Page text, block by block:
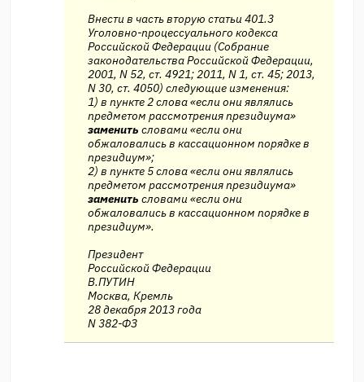
Внести в часть вторую статьи 401.3
Уголовно-процессуального кодекса
Российской Федерации (Собрание
законодательства Российской Федерации,
2001, N 52, ст. 4921; 2011, N 1, ст. 45; 2013,
N 30, ст. 4050) следующие изменения:
1) в пункте 2 слова «если они являлись
предметом рассмотрения президиума»
заменить словами «если они
обжаловались в кассационном порядке в
президиум»;
2) в пункте 5 слова «если они являлись
предметом рассмотрения президиума»
заменить словами «если они
обжаловались в кассационном порядке в
президиум».
Президент
Российской Федерации
В.ПУТИН
Москва, Кремль
28 декабря 2013 года
N 382-ФЗ